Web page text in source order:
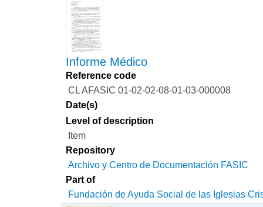
Informe Médico
Reference code
CL AFASIC 01-02-02-08-01-03-000008
Date(s)
Level of description
Item
Repository
Archivo y Centro de Documentación FASIC
Part of
Fundación de Ayuda Social de las Iglesias